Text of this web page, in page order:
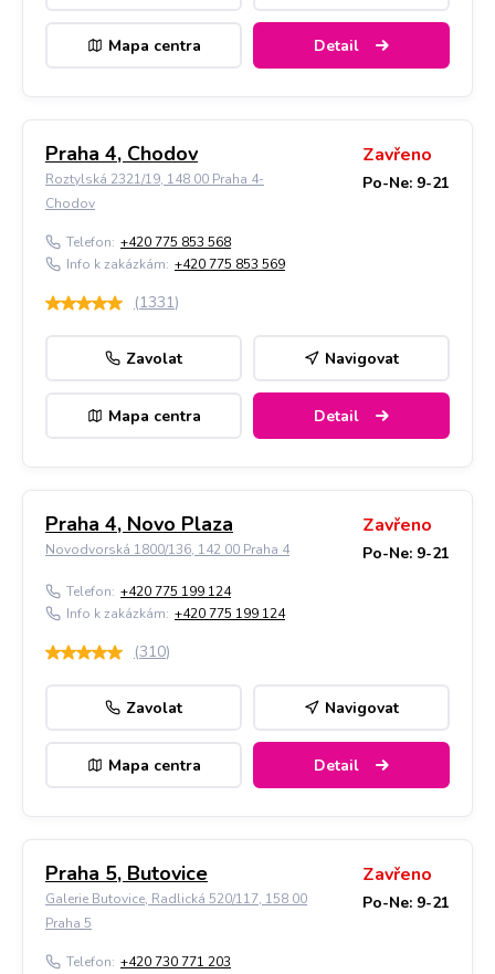
Mapa centra Detail
Praha 4, Chodov
Roztylská 2321/19, 148 00 Praha 4-
Chodov
Zavřeno
Po-Ne: 9-21
Telefon: +420 775 853 568
Info k zakázkám: +420 775 853 569
(1331)
Zavolat Navigovat
Mapa centra Detail
Praha 4, Novo Plaza
Novodvorská 1800/136, 142 00 Praha 4
Zavřeno
Po-Ne: 9-21
Telefon: +420 775 199 124
Info k zakázkám: +420 775 199 124
(310)
Zavolat Navigovat
Mapa centra Detail
Praha 5, Butovice
Galerie Butovice, Radlická 520/117, 158 00
Praha 5
Zavřeno
Po-Ne: 9-21
Telefon: +420 730 771 203